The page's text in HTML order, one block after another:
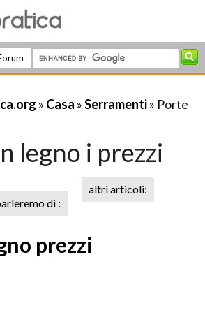
» Casa »Serramenti» Porte
legno i prezzi
di :
altri articoli:
prezzi